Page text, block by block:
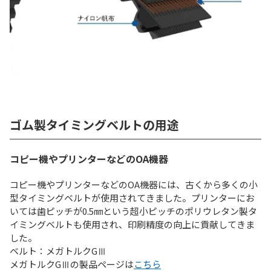
ゴム製タイミングベルトの用途
コピー機やプリンターなどのOA機器
コピー機やプリンターなどのOA機器には、古くから多くの小
型タイミングベルトが使用されてきました。プリンターにお
いては歯ピッチが0.5㎜という超小ピッチのポリウレタン製タ
イミングベルトも使用され、印刷精度の向上に貢献してきま
した。
ベルト：メガトルクGⅢ
メガトルクGⅢの製品ページはこちら